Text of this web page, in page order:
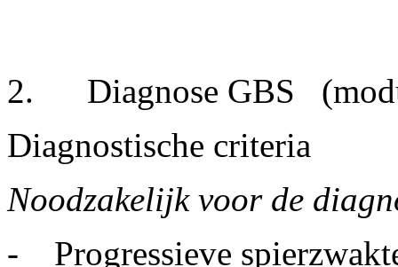
2. Diagnose GBS
Diagnostische criteria
Noodzakelijk voor de
- Progressieve